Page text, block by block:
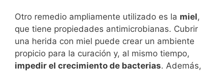
Otro remedio ampliamente utilizado es la miel,
que tiene propiedades antimicrobianas. Cubrir
una herida con miel puede crear un ambiente
propicio para la curación y, al mismo tiempo,
impedir el crecimiento de bacterias. Además,